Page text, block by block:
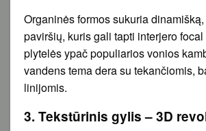
Organinės formos sukuria
paviršių, kuris gali tapti interjero
plytelės ypač populiarios vonios
vandens tema dera su tekančiomis,
linijomis.
3. Tekstūrinis gylis – 3D